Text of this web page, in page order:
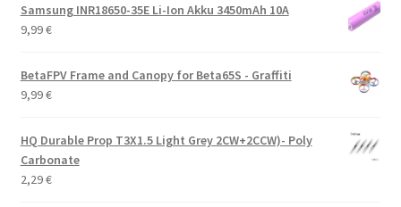
Samsung INR18650-35E Li-Ion Akku 3450mAh 10A
9,99€
BetaFPV Frame and Canopy for Beta65S - Graffiti
9,99€
HQ Durable Prop T3X1.5 Light Grey 2CW+2CCW)- Poly
Carbonate
2,29€